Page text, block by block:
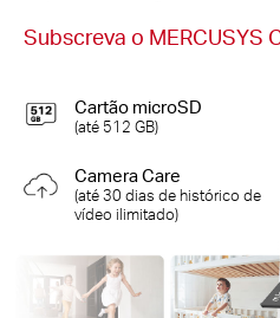
Subscreva o MERCUSYS
Cartão microSD
(até 512 GB)
Camera Care
(até 30 dias de histórico de
vídeo ilimitado)